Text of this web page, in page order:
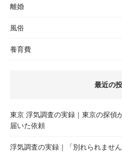
離婚
風俗
養育費
最近の
東京 浮気調査の実録｜東京の探偵
届いた依頼
浮気調査の実録｜「別れられませ